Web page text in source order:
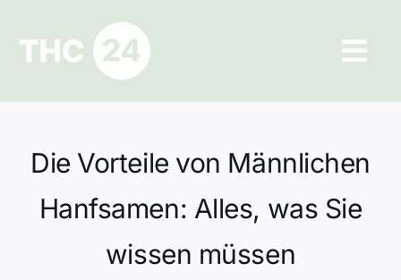
springen
Ratgeber
Hilfe und Kontakt
Datenschutz
Die Vorteile von Männlichen
Hanfsamen: Alles, was Sie
wissen müssen